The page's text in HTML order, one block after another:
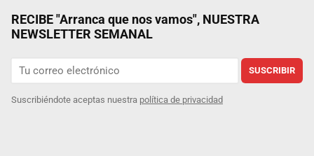
RECIBE "Arranca que nos vamos", NUESTRA
NEWSLETTER SEMANAL
SUSCRIBIR
Suscribiéndote aceptas nuestra política de privacidad